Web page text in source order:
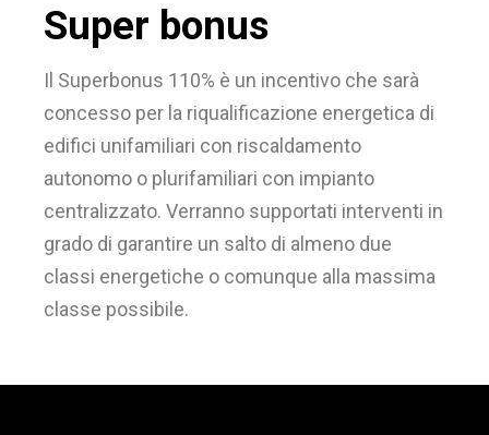
Super bonus
Il Superbonus 110% è un incentivo che sarà
concesso per la riqualificazione energetica di
edifici unifamiliari con riscaldamento
autonomo o plurifamiliari con impianto
centralizzato. Verranno supportati interventi in
grado di garantire un salto di almeno due
classi energetiche o comunque alla massima
classe possibile.